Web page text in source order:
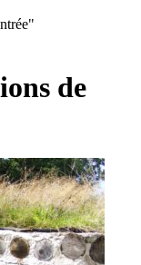
de